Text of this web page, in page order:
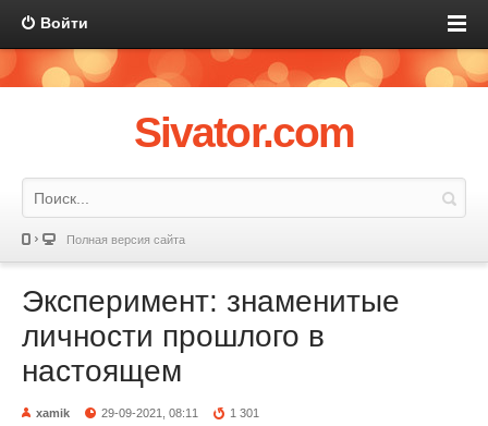
Войти
Sivator.com
Полная версия сайта
Эксперимент: знаменитые
личности прошлого в
настоящем
xamik 29-09-2021, 08:11 1 301